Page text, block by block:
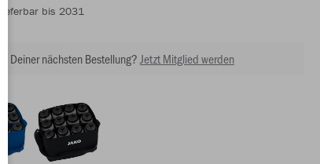
bis 2031
Deiner nächsten Bestellung? Jetzt Mitglied werden